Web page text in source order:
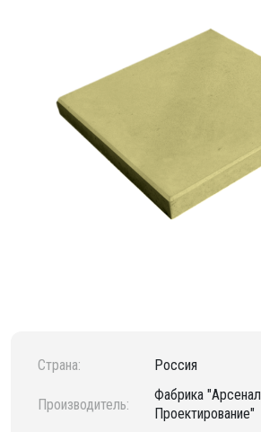
Страна: Россия
Производитель:
Фабрика "Арсенал
Проектирование"